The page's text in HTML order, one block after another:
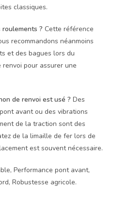
classiques.
? Cette référence
recommandons néanmoins
et des bagues lors du
pour assurer une
de renvoi est usé ? Des
avant ou des vibrations
de la traction sont des
de la limaille de fer lors de
est souvent nécessaire.
Performance pont avant,
Robustesse agricole.